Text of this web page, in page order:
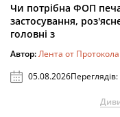
Чи потрібна ФОП
застосування,
головні з
Автор:Лента от Протокола
05.08.2026Переглядів: